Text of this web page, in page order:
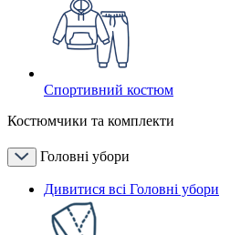
Спортивний костюм
Костюмчики та комплекти
Головні убори
Дивитися всі Головні убори